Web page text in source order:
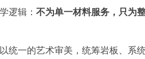
逻辑： 不为单一材料服务，只为
统一的艺术审美，统筹岩板、系